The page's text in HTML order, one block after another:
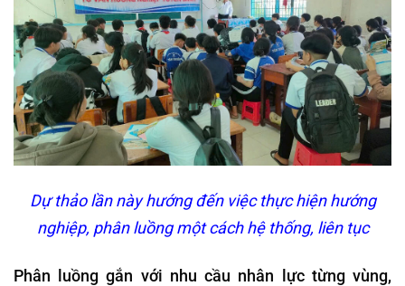
Dự thảo lần này hướng đến việc thực hiện hướng
nghiệp, phân luồng một cách hệ thống, liên tục
Phân luồng gắn với nhu cầu nhân lực từng vùng,